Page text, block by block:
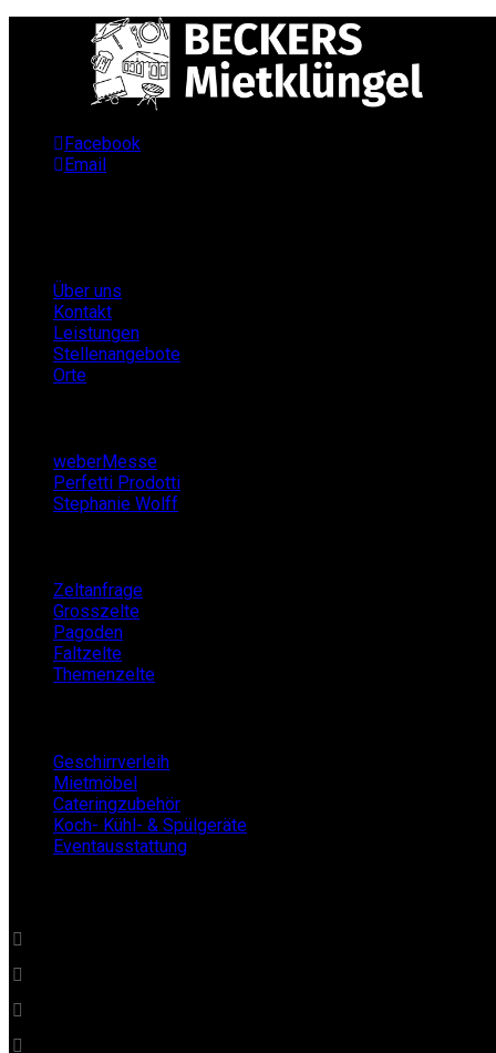
Facebook
Email
Über uns
Kontakt
Leistungen
Stellenangebote
Orte
weberMesse
Perfetti Prodotti
Stephanie Wolff
Zeltanfrage
Grosszelte
Pagoden
Faltzelte
Themenzelte
Geschirrverleih
Mietmöbel
Cateringzubehör
Koch- Kühl- & Spülgeräte
Eventausstattung